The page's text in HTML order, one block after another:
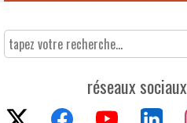
réseaux sociaux